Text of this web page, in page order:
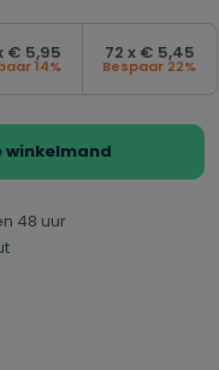
€ 5,95
14%
72 x € 5,45
Bespaar 22%
winkelmand
48 uur